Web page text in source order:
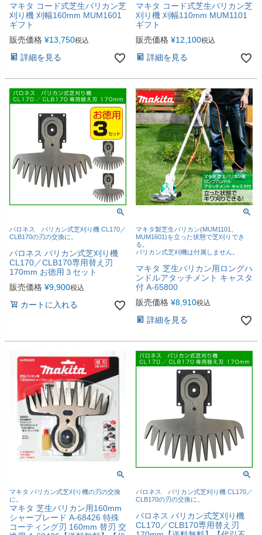
マキタ コード式芝生バリカン芝
刈り機 刈幅160mm MUM1601
ギフト
販売価格 ¥13,750税込
詳細を見る
マキタ コード式芝生バリカン芝
刈り機 刈幅110mm MUM1101
ギフト
販売価格 ¥12,100税込
詳細を見る
バロネス バリカン式芝刈り機 CL170／
CLB170の刃の交換に。
バロネス バリカン式芝刈り機
CL170／CLB170専用替え刃
170mm お徳用３セット
販売価格 ¥9,900税込
カートに入れる
マキタ製芝生バリカン(MUM1101、
MUM1601)を立った状態で芝刈りでき
る。
バリカン式芝刈機は付属しません。
マキタ 芝生バリカン用ロングハ
ンドルアタッチメント キャスタ
付 A-65800
販売価格 ¥8,910税込
詳細を見る
マキタ バリカン式芝刈り機の刃の交換
に。
マキタ 芝生バリカン用160mm
シャーブレード A-68426 特殊
コーティング刃 160mm 替刃 交
バロネス バリカン式芝刈り機 CL170／
CLB170の刃の交換に。
バロネス バリカン式芝刈り機
CL170／CLB170専用替え刃